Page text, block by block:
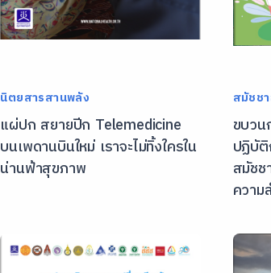
นิตยสารสานพลัง
แผ่ปก สยายปีก Telemedicine
บนเพดานบินใหม่ เราจะไม่ทิ้งใครใน
น่านฟ้าสุขภาพ
สมัชช
ขบว
ปฏิบั
สมัช
ความ